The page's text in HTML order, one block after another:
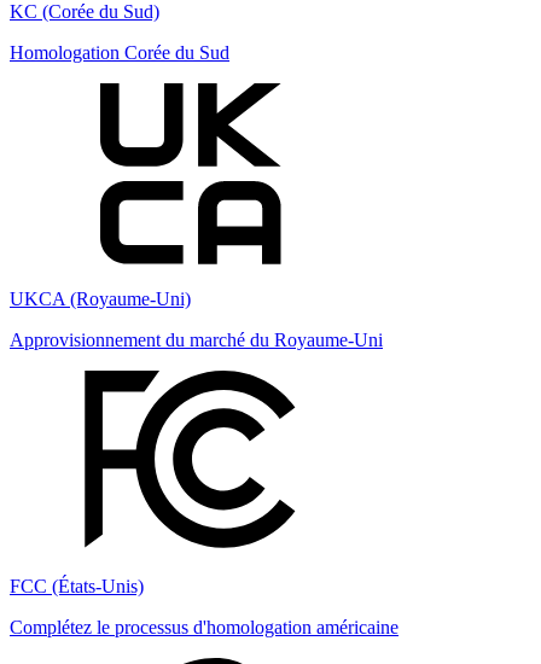
KC (Corée du Sud)
Homologation Corée du Sud
UKCA (Royaume-Uni)
Approvisionnement du marché du Royaume-Uni
FCC (États-Unis)
Complétez le processus d'homologation américaine